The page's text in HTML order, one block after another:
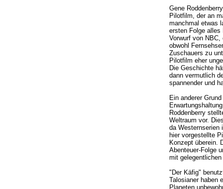
Gene
Pilotfilm, der an
manchmal etwas
ersten Folge alles
Vorwurf von
obwohl
Zuschauers zu
Pilotfilm eher
Die Geschichte
dann vermutlich
spannender und
Ein anderer
Roddenberry
Weltraum vor.
da Westernserien
hier vorgestellte
Konzept überein.
Abenteuer-Folge
mit
"Der Käfig"
Talosianer haben
Planeten